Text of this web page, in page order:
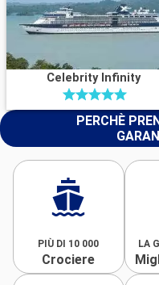
Celebrity Infinity
PERCHÈ
PIÙ DI 10 000
Crociere
LA